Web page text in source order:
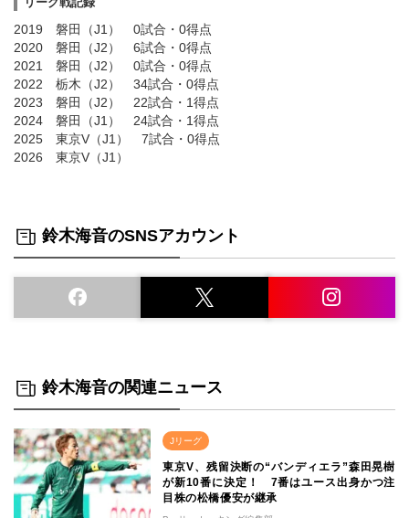
2019 磐田（J1） 0試合・0得点
2020 磐田（J2） 6試合・0得点
2021 磐田（J2） 0試合・0得点
2022 栃木（J2） 34試合・0得点
2023 磐田（J2） 22試合・1得点
2024 磐田（J1） 24試合・1得点
2025 東京V（J1） 7試合・0得点
2026 東京V（J1）
鈴木海音のSNSアカウント
鈴木海音の関連ニュース
Jリーグ
東京V、残留決断の“バンディエラ”森田晃樹
が新10番に決定！ 7番はユース出身かつ注
目株の松橋優安が継承